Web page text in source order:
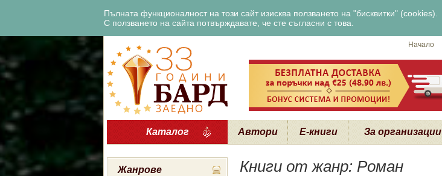
Пълната функционалност на този сайт изисква ползването на "бисквитки" (cookies).
С ползването на сайта потвърждавате, че сте съгласни с това.
Начало
Каталог Автори Е-книги За организации
Жанрове Книги от жанр: Роман